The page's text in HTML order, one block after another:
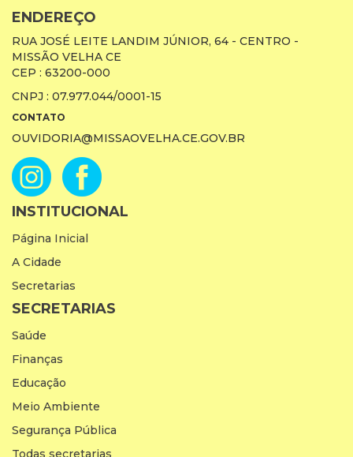
ENDEREÇO
RUA JOSÉ LEITE LANDIM JÚNIOR, 64 - CENTRO -
MISSÃO VELHA CE
CEP : 63200-000
CNPJ : 07.977.044/0001-15
CONTATO
OUVIDORIA@MISSAOVELHA.CE.GOV.BR
INSTITUCIONAL
Página Inicial
A Cidade
Secretarias
SECRETARIAS
Saúde
Finanças
Educação
Meio Ambiente
Segurança Pública
Todas secretarias